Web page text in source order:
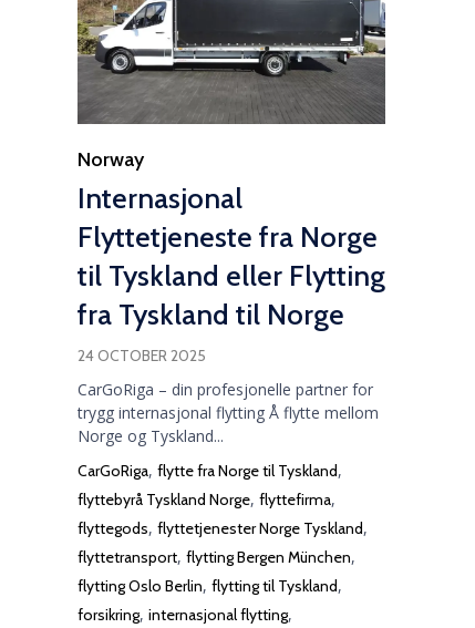
Category
Norway
Internasjonal
Flyttetjeneste fra Norge
til Tyskland eller Flytting
fra Tyskland til Norge
24 OCTOBER 2025
CarGoRiga – din profesjonelle partner for
trygg internasjonal flytting Å flytte mellom
Norge og Tyskland...
Tags
CarGoRiga, flytte fra Norge til Tyskland,
flyttebyrå Tyskland Norge, flyttefirma,
flyttegods, flyttetjenester Norge Tyskland,
flyttetransport, flytting Bergen München,
flytting Oslo Berlin, flytting til Tyskland,
forsikring, internasjonal flytting,